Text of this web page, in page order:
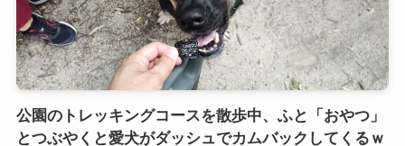
公園のトレッキングコースを散歩中、ふと「おやつ」
とつぶやくと愛犬がダッシュでカムバックしてくるｗ